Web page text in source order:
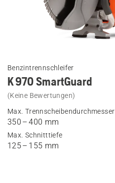
Mehr
Details
K 970
SmartGuard
anzeigen
Benzintrennschleifer
K 970 SmartGuard
(Keine Bewertungen)
Max. Trennscheibendurchmesser
350 – 400 mm
Max. Schnitttiefe
125 – 155 mm